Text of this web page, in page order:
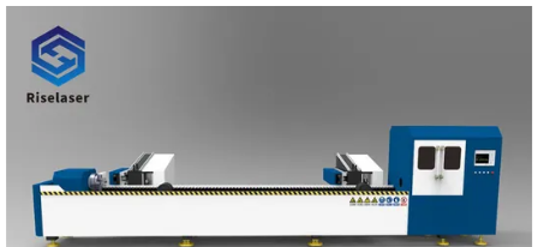
উদ্ধৃতির
জন্য
আবেদন
РУССКИЙ
САЙТ